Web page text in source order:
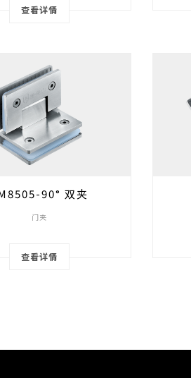
查看详情
90° 双夹
门夹
查看详情